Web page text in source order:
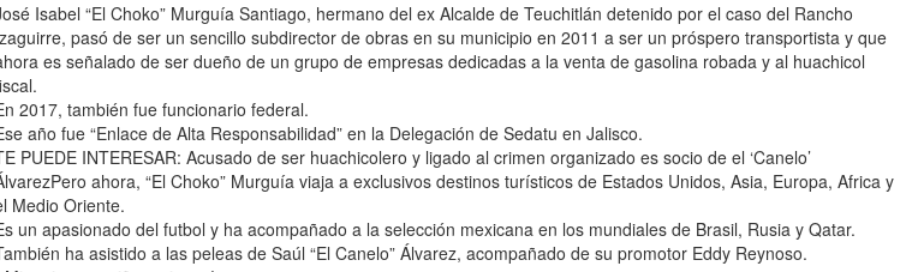
Isabel “El Choko” Murguía Santiago, hermano del ex Alcalde de Teuchitlán detenido por el caso del Rancho
pasó de ser un sencillo subdirector de obras en su municipio en 2011 a ser un próspero transportista y que
es señalado de ser dueño de un grupo de empresas dedicadas a la venta de gasolina robada y al huachicol
2017, también fue funcionario federal.
año fue “Enlace de Alta Responsabilidad” en la Delegación de Sedatu en Jalisco.
PUEDE INTERESAR: Acusado de ser huachicolero y ligado al crimen organizado es socio de el ‘Canelo’
ahora, “El Choko” Murguía viaja a exclusivos destinos turísticos de Estados Unidos, Asia, Europa, Africa y
Medio Oriente.
un apasionado del futbol y ha acompañado a la selección mexicana en los mundiales de Brasil, Rusia y Qatar.
ha asistido a las peleas de Saúl “El Canelo” Álvarez, acompañado de su promotor Eddy Reynoso.